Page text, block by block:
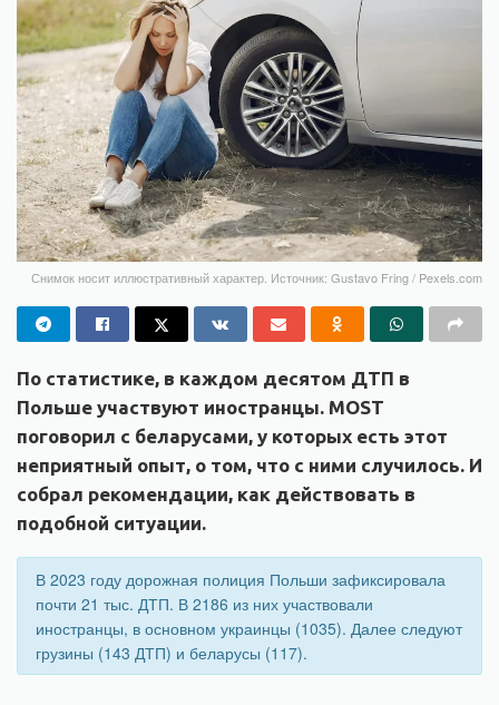
Снимок носит иллюстративный характер. Источник: Gustavo Fring / Pexels.com
По статистике, в каждом десятом ДТП в
Польше участвуют иностранцы. MOST
поговорил с беларусами, у которых есть этот
неприятный опыт, о том, что с ними случилось. И
собрал рекомендации, как действовать в
подобной ситуации.
В 2023 году дорожная полиция Польши зафиксировала
почти 21 тыс. ДТП. В 2186 из них участвовали
иностранцы, в основном украинцы (1035). Далее следуют
грузины (143 ДТП) и беларусы (117).